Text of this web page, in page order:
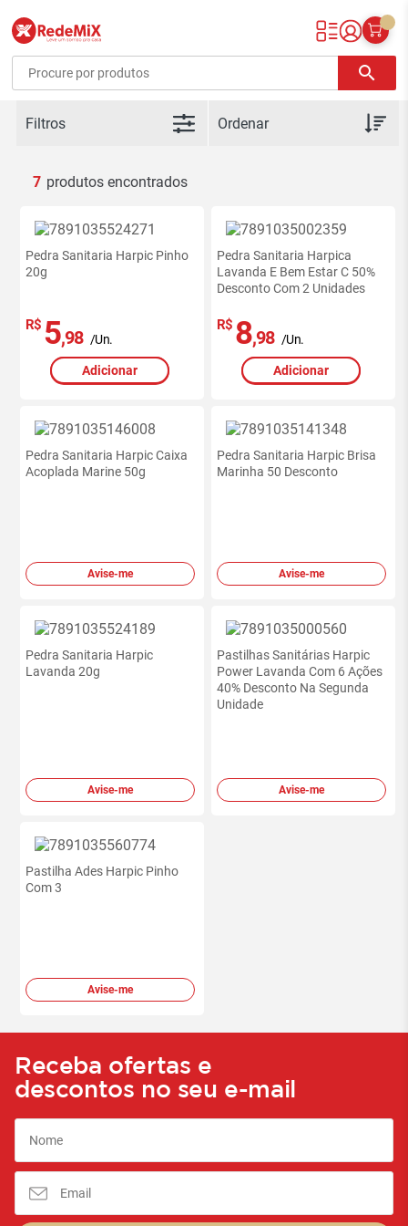
Redemix – Supermercado Online
search
Filtros
7
Pedra Sanitaria Harpic Pinho
20g
R$ 5,98 /Un.
Adicionar
Pedra Sanitaria Harpica
Lavanda E Bem Estar C 50%
Desconto Com 2 Unidades
R$ 8,98 /Un.
Adicionar
Pedra Sanitaria Harpic Caixa
Acoplada Marine 50g
Avise-me
Pedra Sanitaria Harpic Brisa
Marinha 50 Desconto
Avise-me
Pedra Sanitaria Harpic
Lavanda 20g
Avise-me
Pastilhas Sanitárias Harpic
Power Lavanda Com 6 Ações
40% Desconto Na Segunda
Unidade
Avise-me
Pastilha Ades Harpic Pinho
Com 3
Avise-me
Receba ofertas e
descontos no seu e-mail